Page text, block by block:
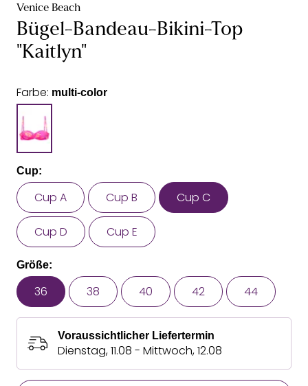
Venice Beach
Bügel-Bandeau-Bikini-Top
"Kaitlyn"
Farbe: multi-color
Cup:
Cup A Cup B Cup C
Cup D Cup E
Größe:
36 38 40 42 44
Voraussichtlicher Liefertermin
Dienstag, 11.08 - Mittwoch, 12.08